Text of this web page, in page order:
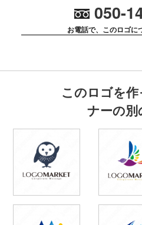
050-
お電話で、このロゴに
このロゴを
ナーの